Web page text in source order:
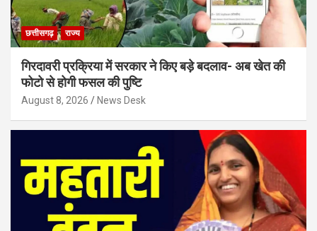
छत्तीसगढ़ राज्य
गिरदावरी प्रक्रिया में सरकार ने किए बड़े बदलाव- अब खेत की
फोटो से होगी फसल की पुष्टि
August 8, 2026 News Desk